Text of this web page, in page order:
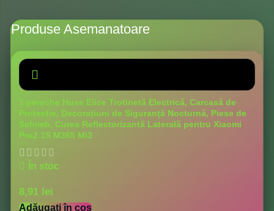
Produse Asemanatoare
1 pereche Huse Elice Trotinetă Electrică, Carcasă de
Protecție, Decorațiuni de Siguranță Nocturnă, Piese de
Schimb, Curea Reflectorizantă Laterală pentru Xiaomi
Pro2 1S M365 Mi3
În stoc
8,91 lei
Adăugați în coș